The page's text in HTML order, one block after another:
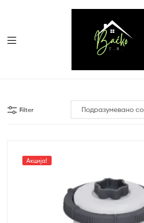
Backo
Menu
Filter
Акција!